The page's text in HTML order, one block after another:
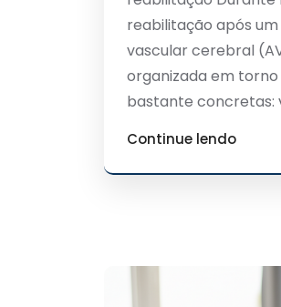
reabilitação após
vascular cerebral
organizada em
bastante concretas:
Continue lendo